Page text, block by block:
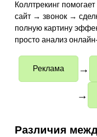
Коллтрекинг
сайт → звонок →
полную картину
просто анализ
Реклама →
→
Различия